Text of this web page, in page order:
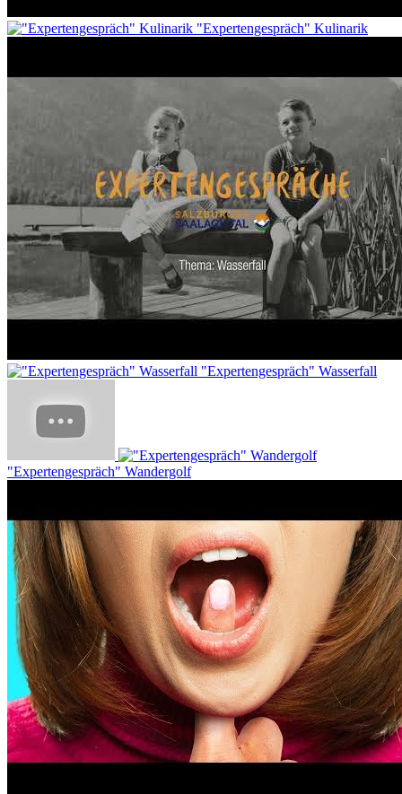
"Expertengespräch" Kulinarik
"Expertengespräch" Wasserfall
"Expertengespräch" Wandergolf